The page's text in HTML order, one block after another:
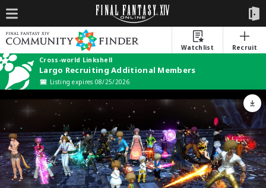
Watchlist
Recruit
Cross-world Linkshell
Largo Recruiting Additional Members
Listing expires 08/25/2026